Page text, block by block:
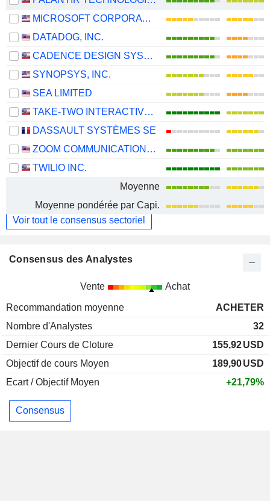
MICROSOFT CORPORATION
DATADOG, INC.
CADENCE DESIGN SYSTEMS, INC.
SYNOPSYS, INC.
SEA LIMITED
TAKE-TWO INTERACTIVE SOFTWARE, INC.
DASSAULT SYSTÈMES SE
ZOOM COMMUNICATIONS, INC.
TWILIO INC.
Moyenne
Moyenne pondérée par Capi.
Voir tout le consensus sectoriel
Consensus des Analystes
Vente Achat
Recommandation moyenne
ACHETER
Nombre d'Analystes
32
Dernier Cours de Cloture
155,92USD
Objectif de cours Moyen
189,90USD
Ecart / Objectif Moyen
+21,79%
Consensus